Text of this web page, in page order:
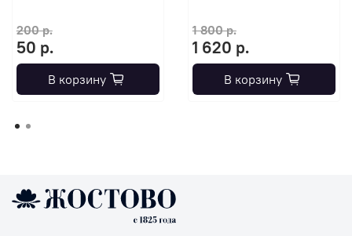
200 р.
50 р.
В корзину
1 800 р.
1 620 р.
В корзину